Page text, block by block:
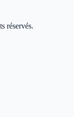
réservés.